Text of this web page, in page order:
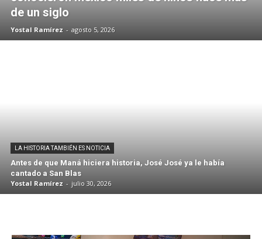
de un siglo
Yostal Ramírez - agosto 5, 2026
LA HISTORIA TAMBIÉN ES NOTICIA
Antes de que Maná hiciera historia, José José ya le había
cantado a San Blas
Yostal Ramírez - julio 30, 2026